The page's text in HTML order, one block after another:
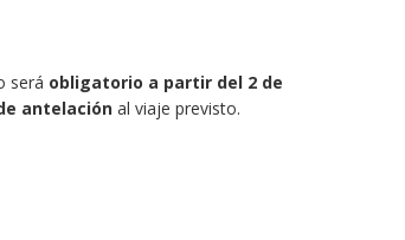
será obligatorio a partir del 2 de
antelación al viaje previsto.